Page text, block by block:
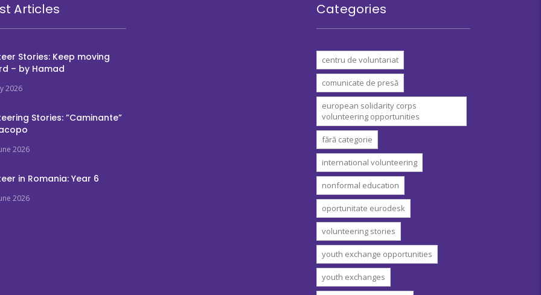
Articles
Stories: Keep moving
– by Hamad
2026
Stories: ”Caminante”
2026
in Romania: Year 6
2026
Categories
centru de voluntariat
comunicate de presă
european solidarity corps
volunteering opportunities
fără categorie
international volunteering
nonformal education
oportunitate eurodesk
volunteering stories
youth exchange opportunities
youth exchanges